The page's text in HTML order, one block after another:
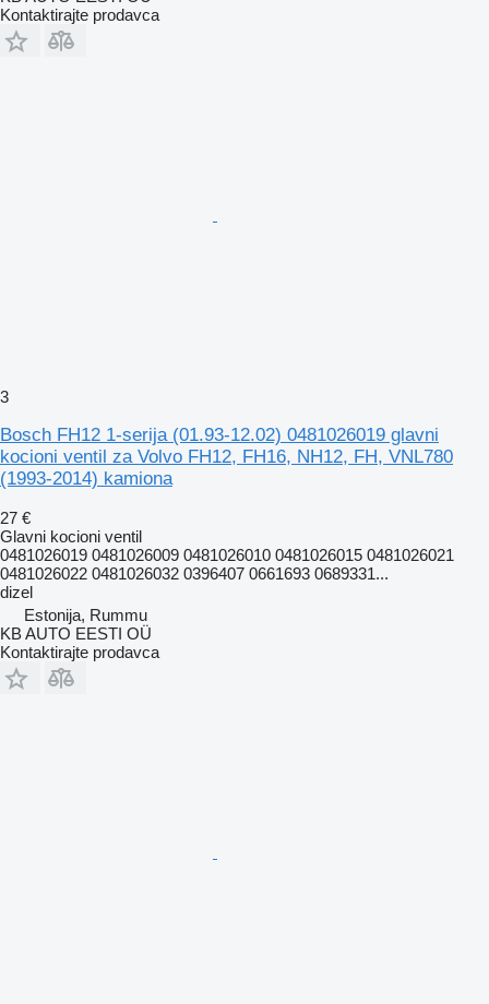
Kontaktirajte prodavca
3
Bosch FH12 1-serija (01.93-12.02) 0481026019 glavni
kocioni ventil za Volvo FH12, FH16, NH12, FH, VNL780
(1993-2014) kamiona
27 €
Glavni kocioni ventil
0481026019 0481026009 0481026010 0481026015 0481026021
0481026022 0481026032 0396407 0661693 0689331...
dizel
Estonija, Rummu
KB AUTO EESTI OÜ
Kontaktirajte prodavca